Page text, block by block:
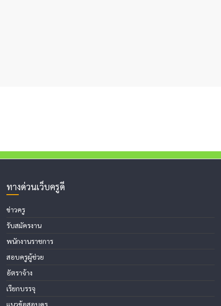
ทางด่วนเว็บครูดี
ข่าวครู
รับสมัครงาน
พนักงานราชการ
สอบครูผู้ช่วย
อัตราจ้าง
เรียกบรรจุ
แนวข้อสอบครู